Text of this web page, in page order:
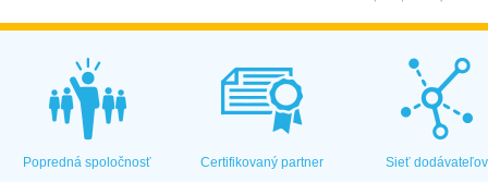
Popredná spoločnosť Certifikovaný partner Sieť dodávateľov